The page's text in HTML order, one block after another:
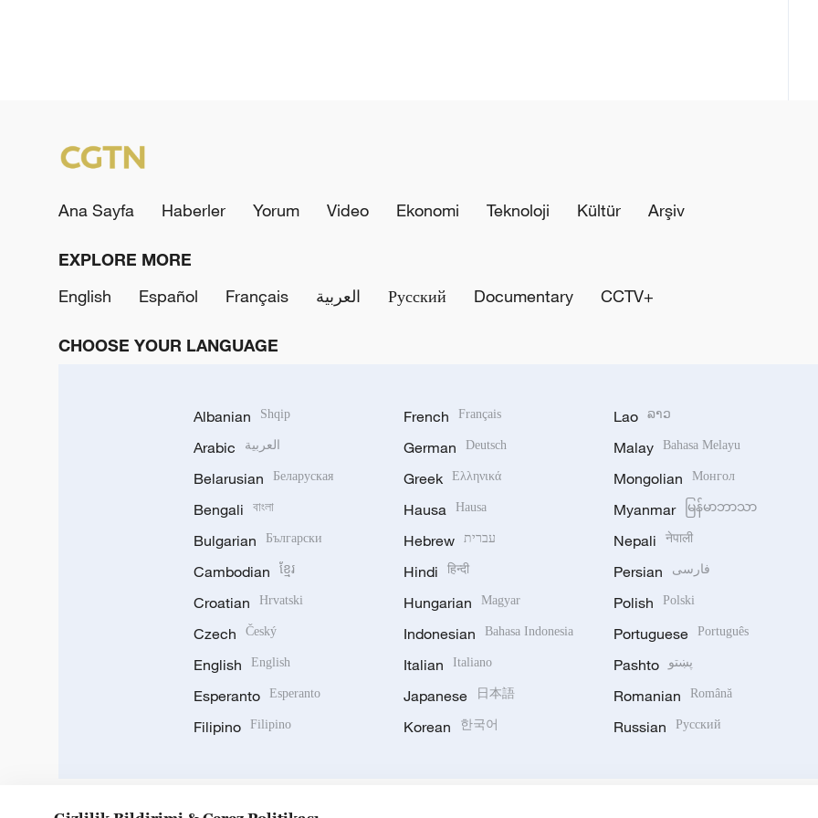
Ana Sayfa Haberler Yorum Video Ekonomi Teknoloji Kültür Arşiv
EXPLORE MORE
English
Español Français العربية Русский Documentary CCTV+
CHOOSE YOUR LANGUAGE
Albanian Shqip
Arabic العربية
Belarusian Беларуская
Bengali বাংলা
Bulgarian Български
Cambodian ខ្មែរ
Croatian Hrvatski
Czech Český
English English
Esperanto Esperanto
Filipino Filipino
French Français
German Deutsch
Greek Ελληνικά
Hausa Hausa
Hebrew עברית
Hindi हिन्दी
Hungarian Magyar
Indonesian Bahasa Indonesia
Italian Italiano
Japanese 日本語
Korean 한국어
Lao ລາວ
Malay Bahasa Melayu
Mongolian Монгол
Myanmar မြန်မာဘာသာ
Nepali नेपाली
Persian فارسی
Polish Polski
Portuguese Português
Pashto پښتو
Romanian Română
Russian Русский